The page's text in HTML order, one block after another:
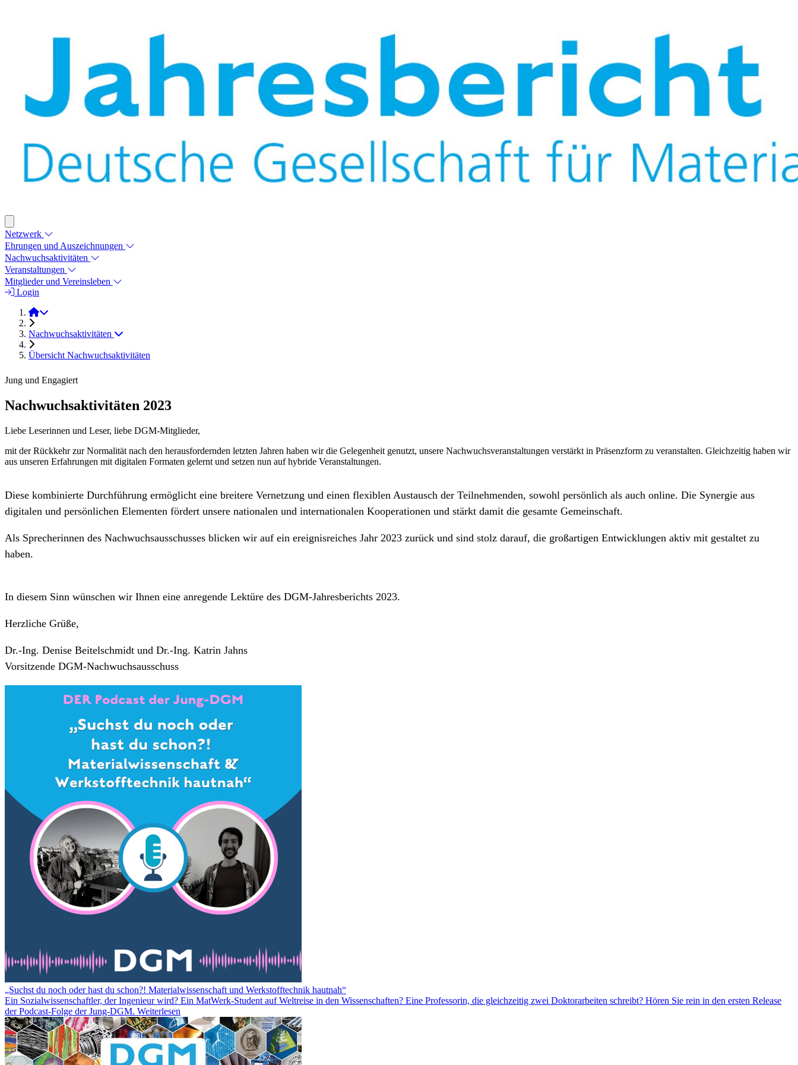
Netzwerk
Ehrungen und Auszeichnungen
Nachwuchsaktivitäten
Veranstaltungen
Mitglieder und Vereinsleben
Login
2023
Nachwuchsaktivitäten
Übersicht Nachwuchsaktivitäten
Jung und Engagiert
Nachwuchsaktivitäten 2023
Liebe Leserinnen und Leser, liebe DGM-Mitglieder,
mit der Rückkehr zur Normalität nach den herausfordernden letzten Jahren haben wir die Gelegenheit genutzt, unsere Nachwuchsveranstaltungen verstärkt in Präsenzform zu veranstalten. Gleichzeitig haben wir
aus unseren Erfahrungen mit digitalen Formaten gelernt und setzen nun auf hybride Veranstaltungen.
Diese kombinierte Durchführung ermöglicht eine breitere Vernetzung und einen flexiblen Austausch der Teilnehmenden, sowohl persönlich als auch online. Die Synergie aus
digitalen und persönlichen Elementen fördert unsere nationalen und internationalen Kooperationen und stärkt damit die gesamte Gemeinschaft.
Als Sprecherinnen des Nachwuchsausschusses blicken wir auf ein ereignisreiches Jahr 2023 zurück und sind stolz darauf, die großartigen Entwicklungen aktiv mit gestaltet zu
haben.
In diesem Sinn wünschen wir Ihnen eine anregende Lektüre des DGM-Jahresberichts 2023.
Herzliche Grüße,
Dr.-Ing. Denise Beitelschmidt und Dr.-Ing. Katrin Jahns
Vorsitzende DGM-Nachwuchsausschuss
„Suchst du noch oder hast du schon?! Materialwissenschaft und Werkstofftechnik hautnah“
Ein Sozialwissenschaftler, der Ingenieur wird? Ein MatWerk-Student auf Weltreise in den Wissenschaften? Eine Professorin, die gleichzeitig zwei Doktorarbeiten schreibt? Hören Sie rein in den ersten Release
der Podcast-Folge der Jung-DGM. Weiterlesen